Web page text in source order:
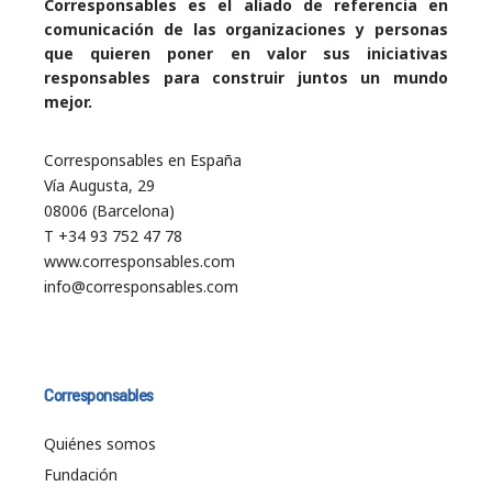
Corresponsables es el aliado de referencia en
comunicación de las organizaciones y personas
que quieren poner en valor sus iniciativas
responsables para construir juntos un mundo
mejor.
Corresponsables en España
Vía Augusta, 29
08006 (Barcelona)
T +34 93 752 47 78
www.corresponsables.com
info@corresponsables.com
Corresponsables
Quiénes somos
Fundación